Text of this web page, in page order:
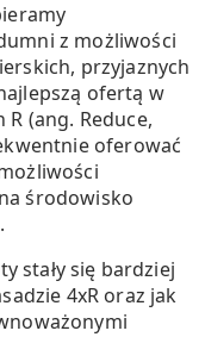
z możliwości
przyjaznych
ofertą w
(ang. Reduce,
oferować
środowisko
stały się bardziej
4xR oraz jak